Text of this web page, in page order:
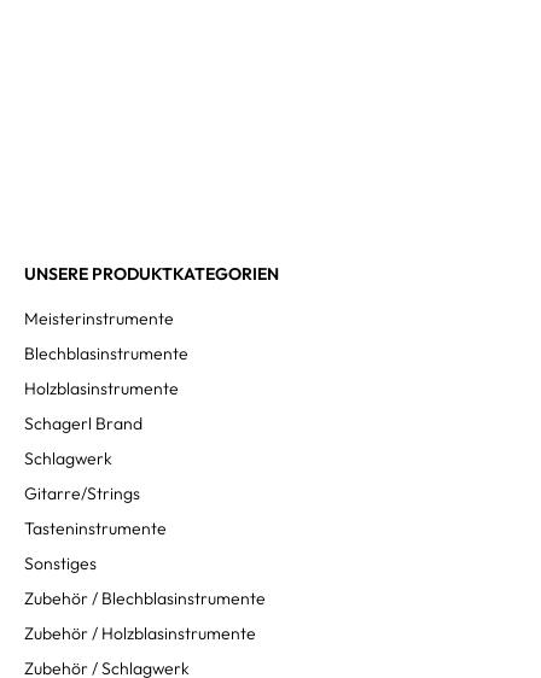
UNSERE PRODUKTKATEGORIEN
Meisterinstrumente
Blechblasinstrumente
Holzblasinstrumente
Schagerl Brand
Schlagwerk
Gitarre/Strings
Tasteninstrumente
Sonstiges
Zubehör / Blechblasinstrumente
Zubehör / Holzblasinstrumente
Zubehör / Schlagwerk